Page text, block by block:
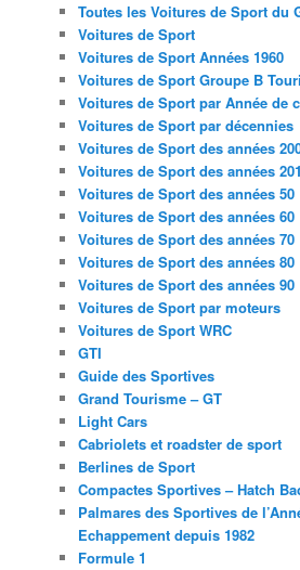
Toutes les Voitures de Sport du
Voitures de Sport
Voitures de Sport Années 1960
Voitures de Sport Groupe B
Voitures de Sport par Année de
Voitures de Sport par décennies
Voitures de Sport des années
Voitures de Sport des années
Voitures de Sport des années 50
Voitures de Sport des années 60
Voitures de Sport des années 70
Voitures de Sport des années 80
Voitures de Sport des années 90
Voitures de Sport par moteurs
Voitures de Sport WRC
GTI
Guide des Sportives
Grand Tourisme – GT
Light Cars
Cabriolets et roadster de sport
Berlines de Sport
Compactes Sportives – Hatch
Palmares des Sportives de
Echappement depuis 1982
Formule 1